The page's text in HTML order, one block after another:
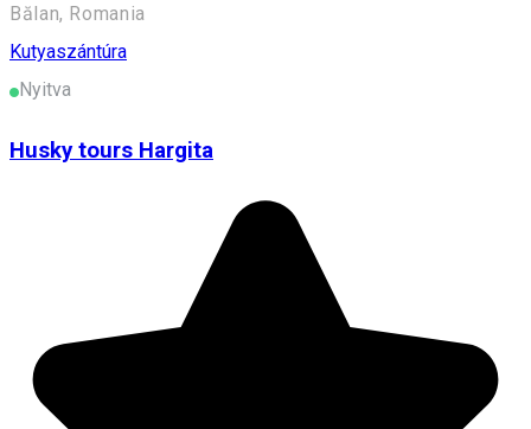
Bălan, Romania
Kutyaszántúra
Nyitva
Husky tours Hargita